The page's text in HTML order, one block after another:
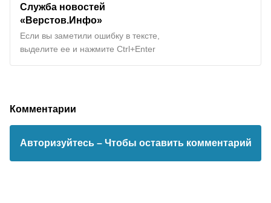
Служба новостей
«Верстов.Инфо»
Если вы заметили ошибку в тексте,
выделите ее и нажмите Ctrl+Enter
Комментарии
Авторизуйтесь – Чтобы оставить комментарий